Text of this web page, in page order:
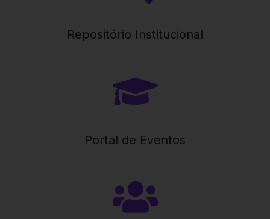
Repositório Institucional
Portal de Eventos